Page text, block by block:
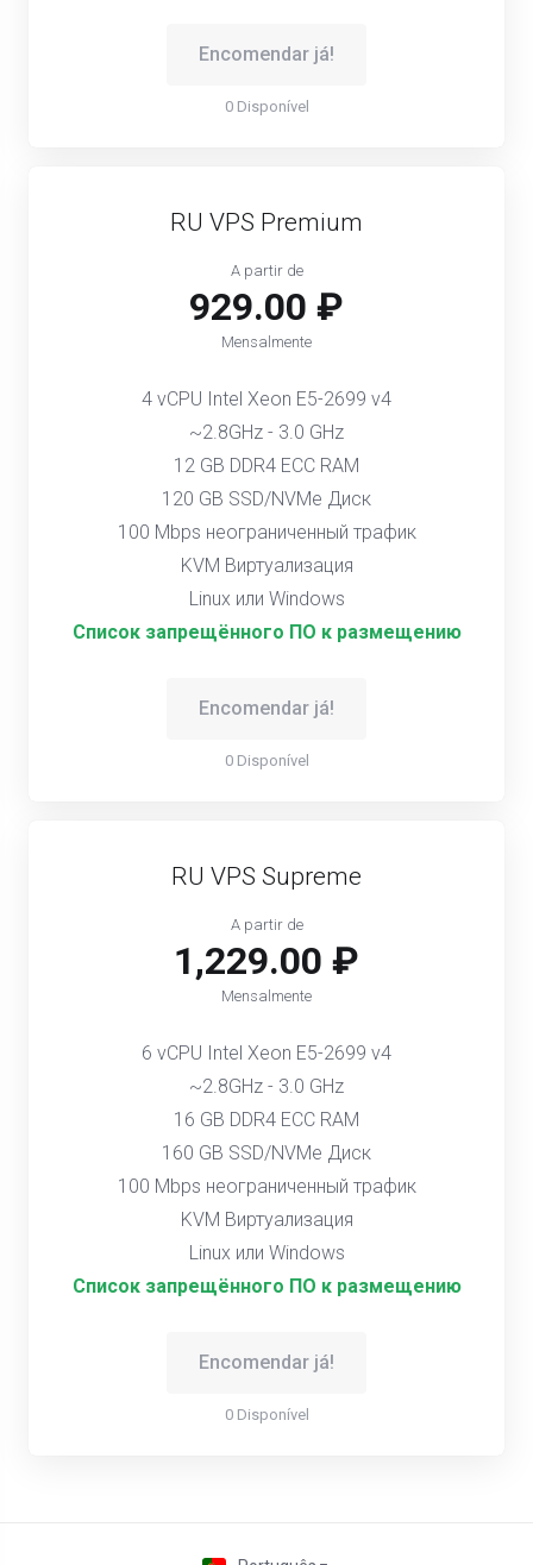
Encomendar já!
0 Disponível
RU VPS Premium
A partir de
929.00 ₽
Mensalmente
4 vCPU Intel Xeon E5-2699 v4
~2.8GHz - 3.0 GHz
12 GB DDR4 ECC RAM
120 GB SSD/NVMe Диск
100 Mbps неограниченный трафик
KVM Виртуализация
Linux или Windows
Список запрещённого ПО к размещению
Encomendar já!
0 Disponível
RU VPS Supreme
A partir de
1,229.00 ₽
Mensalmente
6 vCPU Intel Xeon E5-2699 v4
~2.8GHz - 3.0 GHz
16 GB DDR4 ECC RAM
160 GB SSD/NVMe Диск
100 Mbps неограниченный трафик
KVM Виртуализация
Linux или Windows
Список запрещённого ПО к размещению
Encomendar já!
0 Disponível